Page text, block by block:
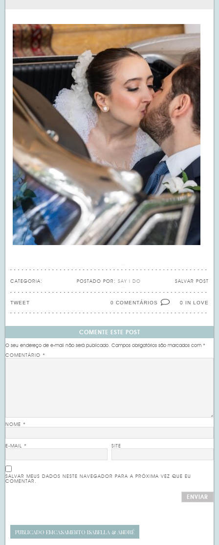
CATEGORIA: SALVAR POST
POSTADO POR: SAY I DO
0 IN LOVE
0 COMENTÁRIOS
TWEET
COMENTE ESTE POST
O seu endereço de e-mail não será publicado. Campos obrigatórios são marcados com*
COMENTÁRIO*
NOME*
E-MAIL* SITE
SALVAR MEUS DADOS NESTE NAVEGADOR PARA A PRÓXIMA VEZ QUE EU
COMENTAR.
PUBLICADO EMCASAMENTO ISABELLA & ANDRÉ